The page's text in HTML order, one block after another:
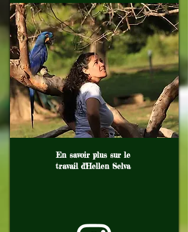
En savoir plus sur le
travail d'Hellen Selva